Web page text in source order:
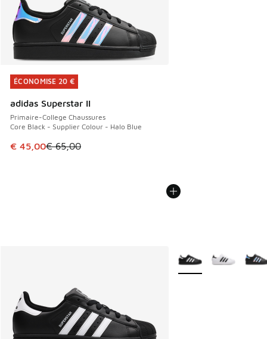
ÉCONOMISE 20 €
adidas Superstar II
Primaire-College Chaussures
Core Black - Supplier Colour - Halo Blue
Cet article est en promotion. Prix en baisse de € 65,00 à
€ 45,00€ 65,00
ÉCONOMISE 20 €
Plus de couleurs